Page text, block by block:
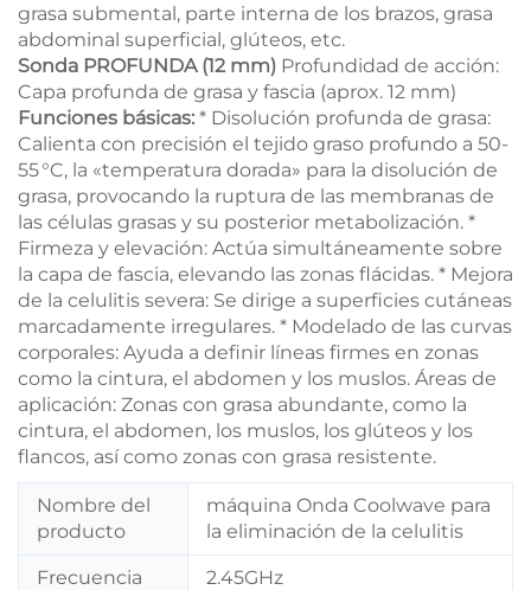
grasa submental, parte interna de los brazos, grasa
abdominal superficial, glúteos, etc.
Sonda PROFUNDA (12 mm) Profundidad de acción:
Capa profunda de grasa y fascia (aprox. 12 mm)
Funciones básicas: * Disolución profunda de grasa:
Calienta con precisión el tejido graso profundo a 50-
55 °C, la «temperatura dorada» para la disolución de
grasa, provocando la ruptura de las membranas de
las células grasas y su posterior metabolización. *
Firmeza y elevación: Actúa simultáneamente sobre
la capa de fascia, elevando las zonas flácidas. * Mejora
de la celulitis severa: Se dirige a superficies cutáneas
marcadamente irregulares. * Modelado de las curvas
corporales: Ayuda a definir líneas firmes en zonas
como la cintura, el abdomen y los muslos. Áreas de
aplicación: Zonas con grasa abundante, como la
cintura, el abdomen, los muslos, los glúteos y los
flancos, así como zonas con grasa resistente.
Nombre del
producto
máquina Onda Coolwave para
la eliminación de la celulitis
Frecuencia 2.45GHz